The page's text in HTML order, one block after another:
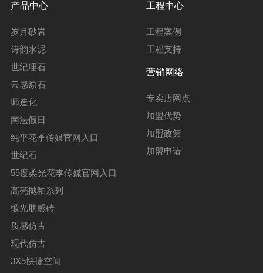
产品中心
岁月砂岩
诗韵水泥
世纪理石
云感原石
师造化
南法假日
纯平花季传媒官网入口
世纪石
55度柔光花季传媒官网入口
高亮抛釉系列
缎光肤感砖
质感仿古
现代仿古
3X5快捷空间
工程中心
工程案例
工程支持
营销网络
专卖店网点
加盟优势
加盟政策
加盟申请